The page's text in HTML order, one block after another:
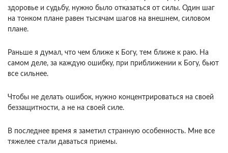
здоровье и судьбу, нужно было отка­заться от силы. Один шаг
на тонком плане равен тысячам шагов на внешнем, силовом
плане.
Рань­ше я думал, что чем ближе к Богу, тем ближе к раю. На
самом деле, за каждую ошибку, при при­ближении к Богу, бьют
все сильнее.
Чтобы не де­лать ошибок, нужно концентрироваться на своей
беззащитности, а не на своей силе.
В последнее время я заметил странную особен­ность. Мне все
тяжелее стали даваться приемы.